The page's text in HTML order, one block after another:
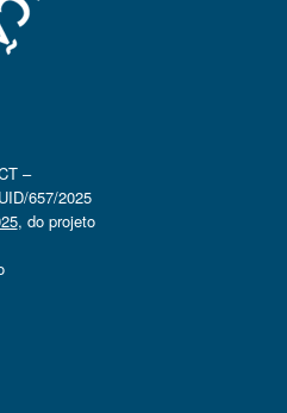
–
657/2025
, do projeto